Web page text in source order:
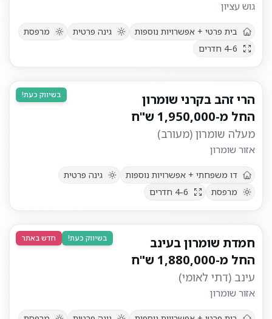
גוש עציון
בית פרטי + אפשרויות נוספות גינה פרטית
מרפסת
4-6 חדרים
בשיווק כעת!
הרי זהב בקרני שומרון
החל מ-1,950,000 ש"ח
מעלה שומרון (מעורב)
אזור שומרון
דו משפחתי + אפשרויות נוספות
גינה פרטית
מרפסת
4-6 חדרים
בשיווק כעת! חדש באתר
חמדת שומרון בעינב
החל מ-1,880,000 ש"ח
עינב (דתי לאומי)
אזור שומרון